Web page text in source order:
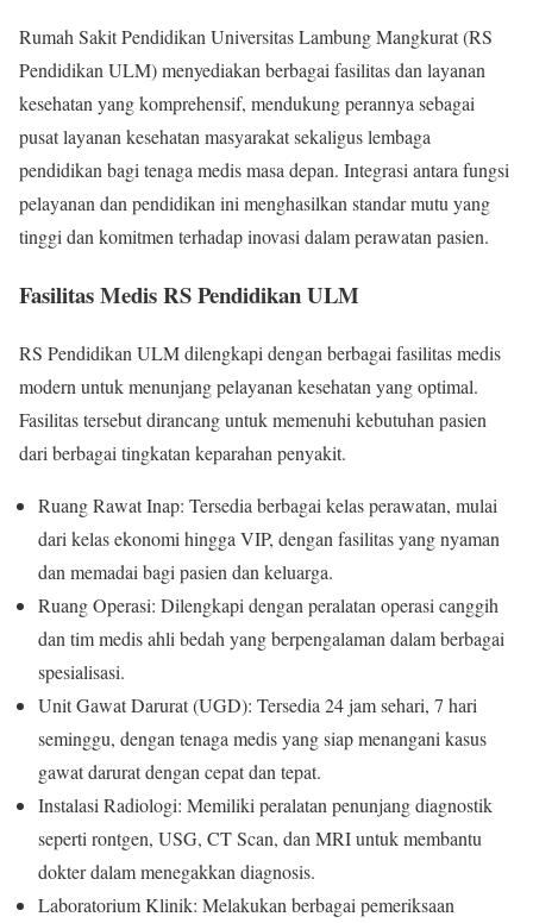
Rumah Sakit Pendidikan Universitas Lambung Mangkurat (RS
Pendidikan ULM) menyediakan berbagai fasilitas dan layanan
kesehatan yang komprehensif, mendukung perannya sebagai
pusat layanan kesehatan masyarakat sekaligus lembaga
pendidikan bagi tenaga medis masa depan. Integrasi antara fungsi
pelayanan dan pendidikan ini menghasilkan standar mutu yang
tinggi dan komitmen terhadap inovasi dalam perawatan pasien.
Fasilitas Medis RS Pendidikan ULM
RS Pendidikan ULM dilengkapi dengan berbagai fasilitas medis
modern untuk menunjang pelayanan kesehatan yang optimal.
Fasilitas tersebut dirancang untuk memenuhi kebutuhan pasien
dari berbagai tingkatan keparahan penyakit.
Ruang Rawat Inap: Tersedia berbagai kelas perawatan, mulai
dari kelas ekonomi hingga VIP, dengan fasilitas yang nyaman
dan memadai bagi pasien dan keluarga.
Ruang Operasi: Dilengkapi dengan peralatan operasi canggih
dan tim medis ahli bedah yang berpengalaman dalam berbagai
spesialisasi.
Unit Gawat Darurat (UGD): Tersedia 24 jam sehari, 7 hari
seminggu, dengan tenaga medis yang siap menangani kasus
gawat darurat dengan cepat dan tepat.
Instalasi Radiologi: Memiliki peralatan penunjang diagnostik
seperti rontgen, USG, CT Scan, dan MRI untuk membantu
dokter dalam menegakkan diagnosis.
Laboratorium Klinik: Melakukan berbagai pemeriksaan